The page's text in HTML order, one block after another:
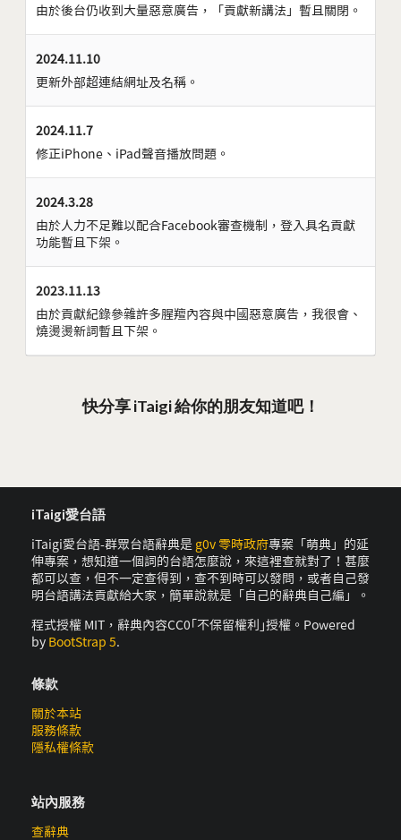
由於後台仍收到大量惡意廣告，「貢獻新講法」暫且關閉。
2024.11.10
更新外部超連結網址及名稱。
2024.11.7
修正iPhone、iPad聲音播放問題。
2024.3.28
由於人力不足難以配合Facebook審查機制，登入具名貢獻
功能暫且下架。
2023.11.13
由於貢獻紀錄參雜許多腥羶內容與中國惡意廣告，我很會、
燒燙燙新詞暫且下架。
快分享 iTaigi 給你的朋友知道吧！
iTaigi愛台語
iTaigi愛台語-群眾台語辭典是 g0v 零時政府專案「萌典」的延
伸專案，想知道一個詞的台語怎麼說，來這裡查就對了！甚麼
都可以查，但不一定查得到，查不到時可以發問，或者自己發
明台語講法貢獻給大家，簡單說就是「自己的辭典自己編」。
程式授權 MIT，辭典內容CC0｢不保留權利｣授權。Powered
by BootStrap 5.
條款
關於本站
服務條款
隱私權條款
站內服務
查辭典